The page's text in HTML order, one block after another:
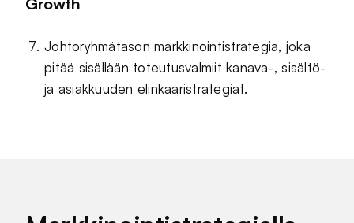
Johtoryhmätason markkinointistrategia, joka
pitää sisällään toteutusvalmiit kanava-, sisältö-
ja asiakkuuden elinkaaristrategiat.